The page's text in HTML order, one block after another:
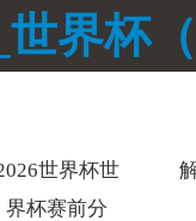
界杯
世界杯世
界杯赛前分